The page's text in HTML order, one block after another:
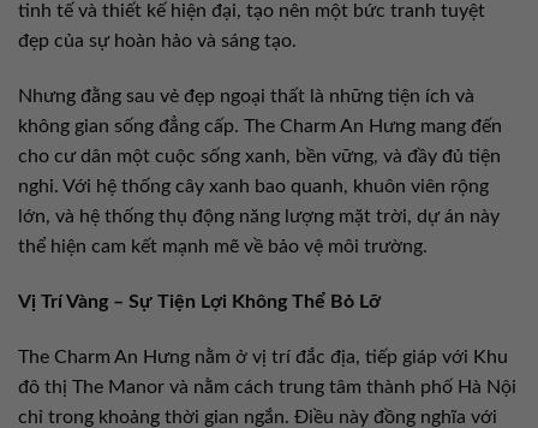
tinh tế và thiết kế hiện đại, tạo nên một bức tranh tuyệt
đẹp của sự hoàn hảo và sáng tạo.
Nhưng đằng sau vẻ đẹp ngoại thất là những tiện ích và
không gian sống đẳng cấp. The Charm An Hưng mang đến
cho cư dân một cuộc sống xanh, bền vững, và đầy đủ tiện
nghi. Với hệ thống cây xanh bao quanh, khuôn viên rộng
lớn, và hệ thống thụ động năng lượng mặt trời, dự án này
thể hiện cam kết mạnh mẽ về bảo vệ môi trường.
Vị Trí Vàng – Sự Tiện Lợi Không Thể Bỏ Lỡ
The Charm An Hưng nằm ở vị trí đắc địa, tiếp giáp với Khu
đô thị The Manor và nằm cách trung tâm thành phố Hà Nội
chỉ trong khoảng thời gian ngắn. Điều này đồng nghĩa với